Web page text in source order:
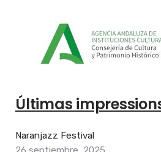
Últimas
Naranjazz Festival